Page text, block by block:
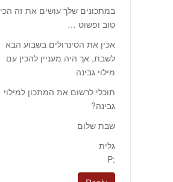
במתכונים שלך עושים את זה הכי
טוב ופשוט …
אכין את הסינרולים בשבוע הבא
לשבת, אך היה מעניין להכין עם
מילוי גבינה
תוכלי לרשום את המתכון למילוי
גבינה?
שבת שלום
גלית
:P